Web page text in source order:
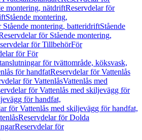
montering, nätdriftReservdelar för
Stående montering,
Stående montering, batteridriftStående
för Stående montering,
för TillbehörFör
för För
för tvättområde, köksvask,
för handfatReservdelar för Vattenlås
för VattenlåsVattenlås med
för Vattenlås med skiljevägg för
för handfat,
för Vattenlås med skiljevägg för handfat,
Reservdelar för Dolda
Reservdelar för